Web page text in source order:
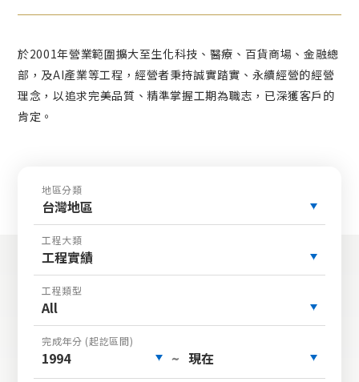
於2001年營業範圍擴大至生化科技、醫療、百貨商場、金融總
部，及AI產業等工程，經營者秉持誠實踏實、永續經營的經營
理念，以追求完美品質、精準掌握工期為職志，已深獲客戶的
肯定。
地區分類
台灣地區
工程大類
工程實績
工程類型
All
完成年分 (起訖區間)
1994 ~ 現在